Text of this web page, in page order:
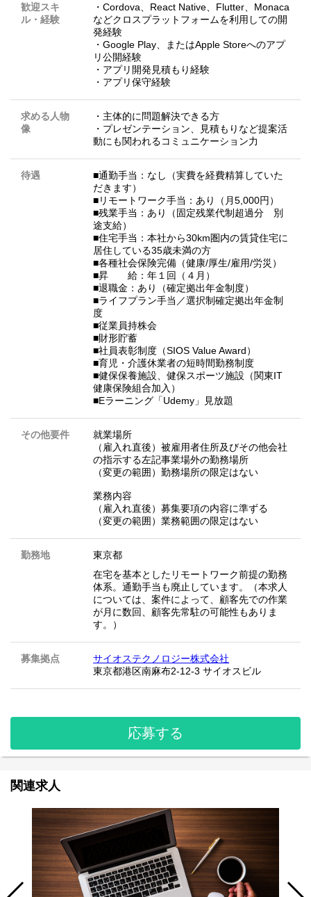
歓迎スキ
ル・経験
・Cordova、React Native、Flutter、Monaca
などクロスプラットフォームを利用しての開
発経験
・Google Play、またはApple Storeへのアプ
リ公開経験
・アプリ開発見積もり経験
・アプリ保守経験
求める人物
像
・主体的に問題解決できる方
・プレゼンテーション、見積もりなど提案活
動にも関われるコミュニケーション力
待遇
■通勤手当：なし（実費を経費精算していた
だきます）
■リモートワーク手当：あり（月5,000円）
■残業手当：あり（固定残業代制超過分 別
途支給）
■住宅手当：本社から30km圏内の賃貸住宅に
居住している35歳未満の方
■各種社会保険完備（健康/厚生/雇用/労災）
■昇 給：年１回（４月）
■退職金：あり（確定拠出年金制度）
■ライフプラン手当／選択制確定拠出年金制
度
■従業員持株会
■財形貯蓄
■社員表彰制度（SIOS Value Award）
■育児・介護休業者の短時間勤務制度
■健保保養施設、健保スポーツ施設（関東IT
健康保険組合加入）
■Eラーニング「Udemy」見放題
その他要件
就業場所
（雇入れ直後）被雇用者住所及びその他会社
の指示する左記事業場外の勤務場所
（変更の範囲）勤務場所の限定はない
業務内容
（雇入れ直後）募集要項の内容に準ずる
（変更の範囲）業務範囲の限定はない
勤務地
東京都
在宅を基本としたリモートワーク前提の勤務
体系。通勤手当も廃止しています。（本求人
については、案件によって、顧客先での作業
が月に数回、顧客先常駐の可能性もありま
す。）
募集拠点
サイオステクノロジー株式会社
東京都港区南麻布2-12-3 サイオスビル
応募する
関連求人